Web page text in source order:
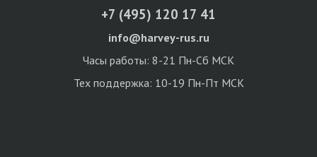
+7 (495) 120 17 41
info@harvey-rus.ru
Часы работы: 8-21 Пн-Сб МСК
Тех поддержка: 10-19 Пн-Пт МСК